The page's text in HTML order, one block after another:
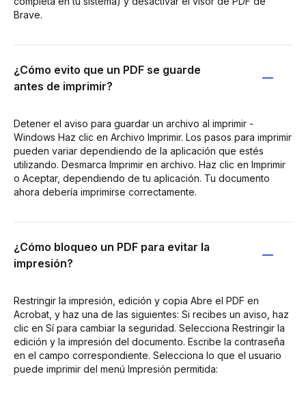
Brave.
¿Cómo evito que un PDF se guarde
antes de imprimir?
Detener el aviso para guardar un archivo al imprimir -
Windows Haz clic en Archivo Imprimir. Los pasos para imprimir
pueden variar dependiendo de la aplicación que estés
utilizando. Desmarca Imprimir en archivo. Haz clic en Imprimir
o Aceptar, dependiendo de tu aplicación. Tu documento
ahora debería imprimirse correctamente.
¿Cómo bloqueo un PDF para evitar la
impresión?
Restringir la impresión, edición y copia Abre el PDF en
Acrobat, y haz una de las siguientes: Si recibes un aviso, haz
clic en Sí para cambiar la seguridad. Selecciona Restringir la
edición y la impresión del documento. Escribe la contraseña
en el campo correspondiente. Selecciona lo que el usuario
puede imprimir del menú Impresión permitida: